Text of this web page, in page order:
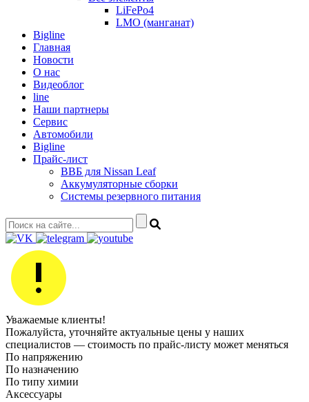
LiFePo4
LMO (манганат)
Bigline
Главная
Новости
О нас
Видеоблог
line
Наши партнеры
Сервис
Автомобили
Bigline
Прайс-лист
ВВБ для Nissan Leaf
Аккумуляторные сборки
Системы резервного питания
Уважаемые клиенты!
Пожалуйста, уточняйте актуальные цены у наших
специалистов — стоимость по прайс‑листу может меняться
По напряжению
По назначению
По типу химии
Аксессуары